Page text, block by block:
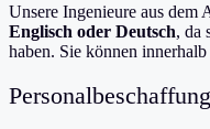
Unsere Ingenieure aus dem
Englisch oder Deutsch, da
haben. Sie können